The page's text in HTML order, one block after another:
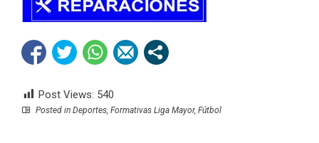
Post Views: 540
Posted in Deportes, Formativas Liga Mayor, Fútbol